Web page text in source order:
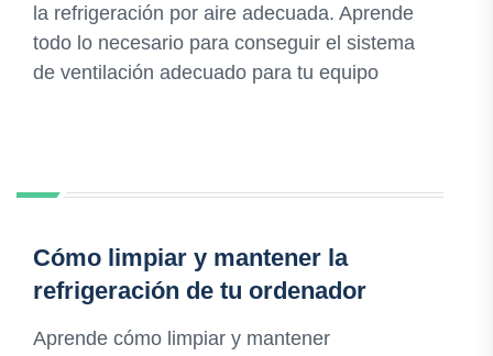
la refrigeración por aire adecuada. Aprende
todo lo necesario para conseguir el sistema
de ventilación adecuado para tu equipo
Cómo limpiar y mantener la
refrigeración de tu ordenador
Aprende cómo limpiar y mantener